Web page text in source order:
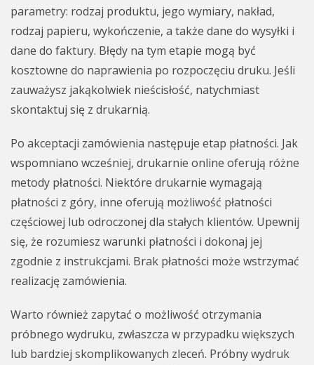
parametry: rodzaj produktu, jego wymiary, nakład,
rodzaj papieru, wykończenie, a także dane do wysyłki i
dane do faktury. Błędy na tym etapie mogą być
kosztowne do naprawienia po rozpoczęciu druku. Jeśli
zauważysz jakąkolwiek nieścisłość, natychmiast
skontaktuj się z drukarnią.
Po akceptacji zamówienia następuje etap płatności. Jak
wspomniano wcześniej, drukarnie online oferują różne
metody płatności. Niektóre drukarnie wymagają
płatności z góry, inne oferują możliwość płatności
częściowej lub odroczonej dla stałych klientów. Upewnij
się, że rozumiesz warunki płatności i dokonaj jej
zgodnie z instrukcjami. Brak płatności może wstrzymać
realizację zamówienia.
Warto również zapytać o możliwość otrzymania
próbnego wydruku, zwłaszcza w przypadku większych
lub bardziej skomplikowanych zleceń. Próbny wydruk